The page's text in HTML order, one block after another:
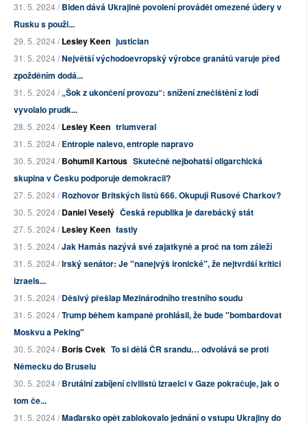
31. 5. 2024 /Biden dává Ukrajině povolení provádět omezené údery v
Rusku s použi...
29. 5. 2024 /Lesley Keen justician
31. 5. 2024 /Největší východoevropský výrobce granátů varuje před
zpožděním dodá...
31. 5. 2024 /„Šok z ukončení provozu“: snížení znečištění z lodí
vyvolalo prudk...
28. 5. 2024 /Lesley Keen triumveral
31. 5. 2024 /Entropie nalevo, entropie napravo
30. 5. 2024 /Bohumil Kartous Skutečně nejbohatší oligarchická
skupina v Česku podporuje demokracii?
27. 5. 2024 /Rozhovor Britských listů 666. Okupují Rusové Charkov?
30. 5. 2024 /Daniel Veselý Česká republika je darebácký stát
27. 5. 2024 /Lesley Keen fastly
31. 5. 2024 /Jak Hamás nazývá své zajatkyně a proč na tom záleží
31. 5. 2024 /Irský senátor: Je "nanejvýš ironické", že nejtvrdší kritici
izraels...
31. 5. 2024 /Děsivý přešlap Mezinárodního trestního soudu
31. 5. 2024 /Trump během kampaně prohlásil, že bude "bombardovat
Moskvu a Peking"
30. 5. 2024 /Boris Cvek To si dělá ČR srandu… odvolává se proti
Německu do Bruselu
30. 5. 2024 /Brutální zabíjení civilistů Izraelci v Gaze pokračuje, jak o
tom če...
31. 5. 2024 /Maďarsko opět zablokovalo jednání o vstupu Ukrajiny do